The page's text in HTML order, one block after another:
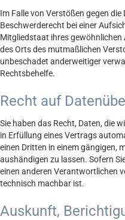
Im Falle von Verstößen gegen
Beschwerderecht bei einer
Mitgliedstaat ihres
des Orts des mutmaßlichen
unbeschadet anderweitiger
Rechtsbehelfe.
Recht auf
Sie haben das Recht, Daten, die
in Erfüllung eines Vertrags
einen Dritten in einem gängigen,
aushändigen zu lassen. Sofern
einen anderen Verantwortlichen
technisch machbar ist.
Auskunft,